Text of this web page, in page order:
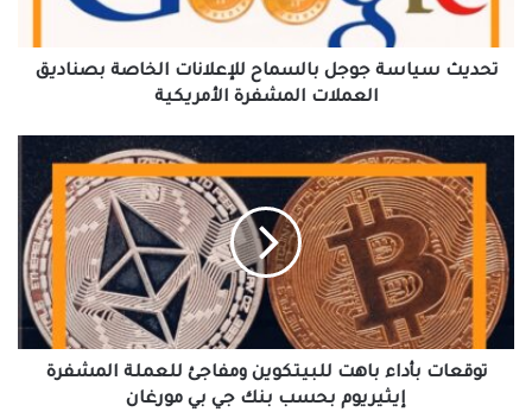
العملات
المشفرة
الأمريكية
تحديث سياسة جوجل بالسماح للإعلانات الخاصة بصناديق
العملات المشفرة الأمريكية
باهت
للبيتكوين
ومفاجئ
للعملة
المشفرة
إيثيريوم
بحسب
توقعات بأداء باهت للبيتكوين ومفاجئ للعملة المشفرة
إيثيريوم بحسب بنك جي بي مورغان